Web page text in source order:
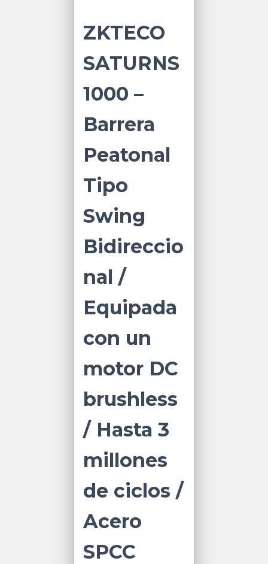
ZKTECO
SATURNS
1000 –
Barrera
Peatonal
Tipo
Swing
Bidireccio
nal /
Equipada
con un
motor DC
brushless
/ Hasta 3
millones
de ciclos /
Acero
SPCC